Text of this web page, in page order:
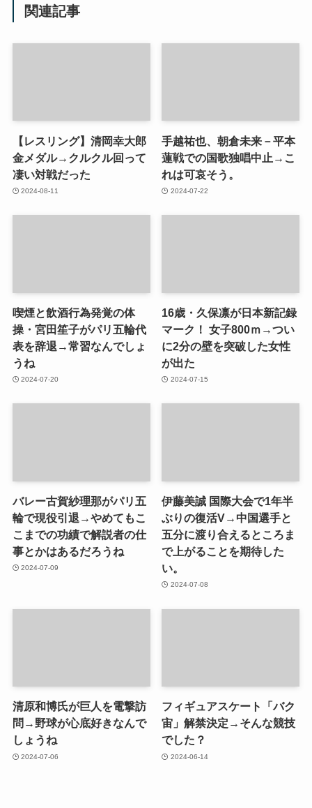
関連記事
【レスリング】清岡幸大郎
金メダル→クルクル回って
凄い対戦だった
2024-08-11
手越祐也、朝倉未来－平本
蓮戦での国歌独唱中止→こ
れは可哀そう。
2024-07-22
喫煙と飲酒行為発覚の体
操・宮田笙子がパリ五輪代
表を辞退→常習なんでしょ
うね
2024-07-20
16歳・久保凛が日本新記録
マーク！ 女子800ｍ→つい
に2分の壁を突破した女性
が出た
2024-07-15
バレー古賀紗理那がパリ五
輪で現役引退→やめてもこ
こまでの功績で解説者の仕
事とかはあるだろうね
2024-07-09
伊藤美誠 国際大会で1年半
ぶりの復活V→中国選手と
五分に渡り合えるところま
で上がることを期待した
い。
2024-07-08
清原和博氏が巨人を電撃訪
問→野球が心底好きなんで
しょうね
2024-07-06
フィギュアスケート「バク
宙」解禁決定→そんな競技
でした？
2024-06-14